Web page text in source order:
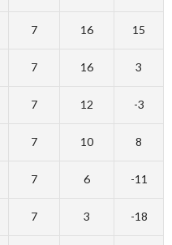
7 16 15
7 16 3
7 12 -3
7 10 8
7 6 -11
7 3 -18